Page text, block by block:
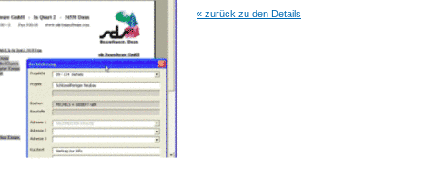
« zurück zu den Details